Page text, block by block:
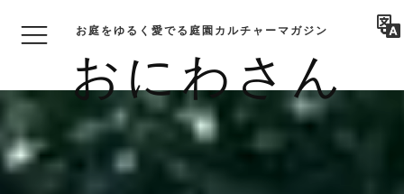
おにわさん
お庭をゆるく愛でる庭園カルチャーマガジン